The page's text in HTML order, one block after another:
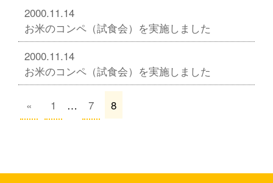
2000.11.14
お米のコンペ（試食会）を実施しました
2000.11.14
お米のコンペ（試食会）を実施しました
« 1 … 7 8